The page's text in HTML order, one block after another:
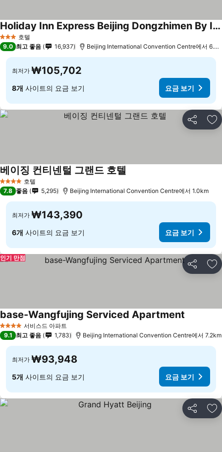
3 성급 호텔
Holiday Inn Express Beijing Dongzhimen By Ihg
요금 보기
9.0 최고 좋음 16,937 Beijing International Convention Centre에서
최저가 ₩105,702
8개 사이트의 요금 보기 요금 보기
공유 즐
4 성급 호텔
베이징 컨티넨털 그랜드 호텔
7.8 좋음 5,295 Beijing International Convention Centre에서 1.0km
최저가 ₩143,390
6개 사이트의 요금 보기 요금 보기
공유 즐
인기 만점
4 성급 서비스드 아파트
base-Wangfujing Serviced Apartment
9.1 최고 좋음 1,783 Beijing International Convention Centre에서 7.2km
최저가 ₩93,948
5개 사이트의 요금 보기 요금 보기
공유 즐